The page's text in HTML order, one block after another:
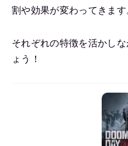
割や効果が変わってきます
それぞれの特徴を活かし
ょう！